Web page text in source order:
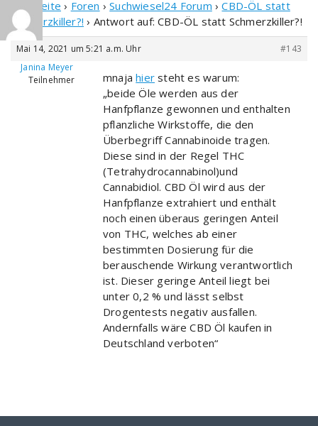
Startseite › Foren › Suchwiesel24 Forum › CBD-ÖL statt
Schmerzkiller?! › Antwort auf: CBD-ÖL statt Schmerzkiller?!
Mai 14, 2021 um 5:21 a.m. Uhr
#143
Janina Meyer
Teilnehmer
mnajahier steht es warum:
„beide Öle werden aus der
Hanfpflanze gewonnen und enthalten
pflanzliche Wirkstoffe, die den
Überbegriff Cannabinoide tragen.
Diese sind in der Regel THC
(Tetrahydrocannabinol)und
Cannabidiol. CBD Öl wird aus der
Hanfpflanze extrahiert und enthält
noch einen überaus geringen Anteil
von THC, welches ab einer
bestimmten Dosierung für die
berauschende Wirkung verantwortlich
ist. Dieser geringe Anteil liegt bei
unter 0,2 % und lässt selbst
Drogentests negativ ausfallen.
Andernfalls wäre CBD Öl kaufen in
Deutschland verboten“